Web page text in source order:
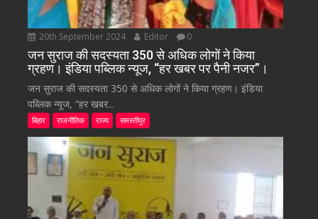
20th September 2024 Editor 0
जन सुराज की सदस्यता 350 से अधिक लोगों ने किया
ग्रहण। इंडिया पब्लिक न्यूज, “हर खबर पर पैनी नजर”।
जन सुराज की सदस्यता 350 से अधिक लोगों ने किया ग्रहण। इंडिया
पब्लिक न्यूज, “हर खबर...
बिहार राजनीतिक राज्य समस्तीपुर